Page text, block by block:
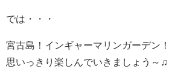
では・・・
宮古島！インギャーマリンガーデン！
思いっきり楽しんでいきましょう～♫